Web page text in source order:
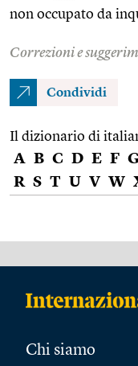
non occupato da
Correzioni e
Condividi
Il dizionario di
A B C D E F G
R S T U V W
Chi siamo